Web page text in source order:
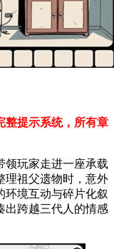
整提示系统，所有章
领玩家走进一座承载
理祖父遗物时，意外
环境互动与碎片化叙
出跨越三代人的情感